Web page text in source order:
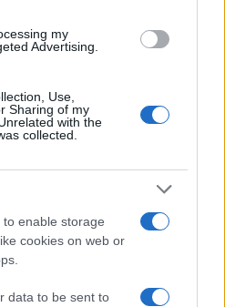
my
Advertising.
Use,
Sharing of my
with the
collected.
enable storage
cookies on web or
data to be sent to